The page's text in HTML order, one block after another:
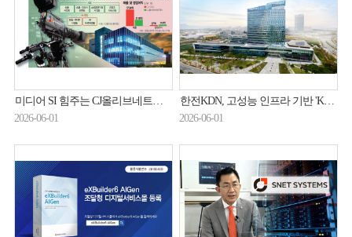
미디어 SI 힘주는 CJ올리브네트웍스…AI조직 결집
2026-06-01
한전KDN, 고성능 인프라 기반 'KDN GPT' 서비스 본격화
2026-06-01